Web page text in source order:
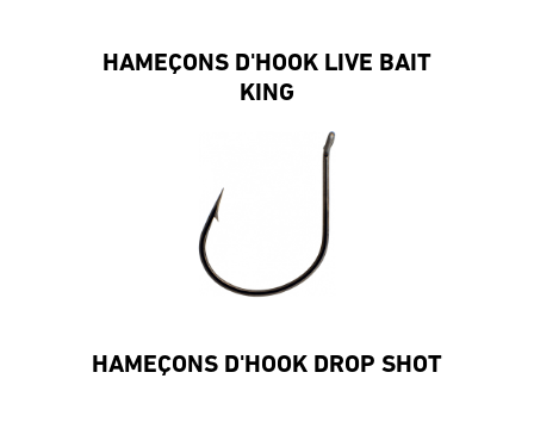
HAMEÇONS D'HOOK LIVE BAIT
KING
HAMEÇONS D'HOOK DROP SHOT